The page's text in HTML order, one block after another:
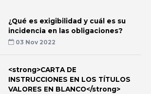
¿Qué es exigibilidad y cuál es su
incidencia en las obligaciones?
03 Nov 2022
<strong>CARTA DE
INSTRUCCIONES EN LOS TÍTULOS
VALORES EN BLANCO</strong>